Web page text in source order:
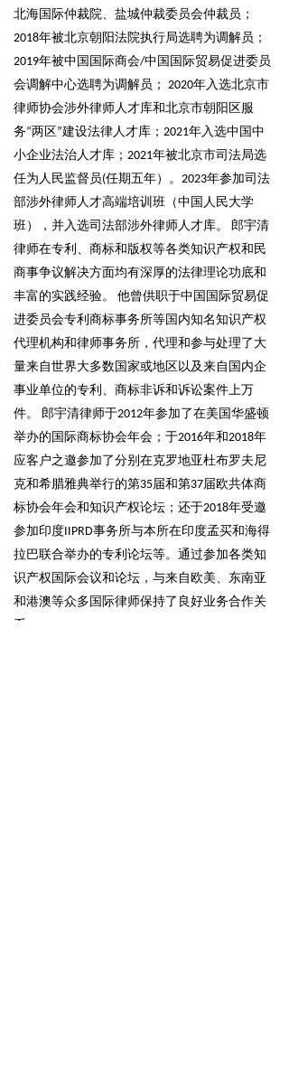
北海国际仲裁院、盐城仲裁委员会仲裁员；
2018年被北京朝阳法院执行局选聘为调解员；
2019年被中国国际商会/中国国际贸易促进委员
会调解中心选聘为调解员； 2020年入选北京市
律师协会涉外律师人才库和北京市朝阳区服
务“两区”建设法律人才库；2021年入选中国中
小企业法治人才库；2021年被北京市司法局选
任为人民监督员(任期五年）。2023年参加司法
部涉外律师人才高端培训班（中国人民大学
班），并入选司法部涉外律师人才库。 郎宇清
律师在专利、商标和版权等各类知识产权和民
商事争议解决方面均有深厚的法律理论功底和
丰富的实践经验。 他曾供职于中国国际贸易促
进委员会专利商标事务所等国内知名知识产权
代理机构和律师事务所，代理和参与处理了大
量来自世界大多数国家或地区以及来自国内企
事业单位的专利、商标非诉和诉讼案件上万
件。 郎宇清律师于2012年参加了在美国华盛顿
举办的国际商标协会年会；于2016年和2018年
应客户之邀参加了分别在克罗地亚杜布罗夫尼
克和希腊雅典举行的第35届和第37届欧共体商
标协会年会和知识产权论坛；还于2018年受邀
参加印度IIPRD事务所与本所在印度孟买和海得
拉巴联合举办的专利论坛等。通过参加各类知
识产权国际会议和论坛，与来自欧美、东南亚
和港澳等众多国际律师保持了良好业务合作关